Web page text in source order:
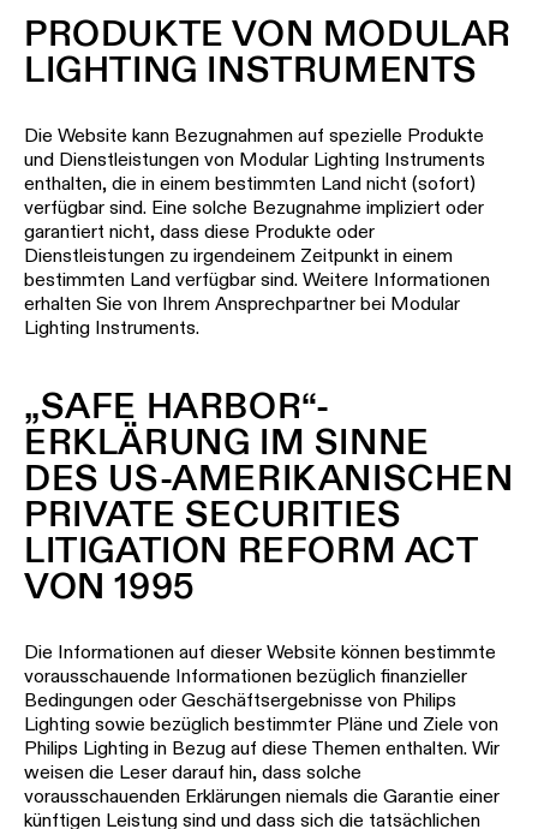
PRODUKTE VON MODULAR
LIGHTING INSTRUMENTS
Die Website kann Bezugnahmen auf spezielle Produkte
und Dienstleistungen von Modular Lighting Instruments
enthalten, die in einem bestimmten Land nicht (sofort)
verfügbar sind. Eine solche Bezugnahme impliziert oder
garantiert nicht, dass diese Produkte oder
Dienstleistungen zu irgendeinem Zeitpunkt in einem
bestimmten Land verfügbar sind. Weitere Informationen
erhalten Sie von Ihrem Ansprechpartner bei Modular
Lighting Instruments.
„SAFE HARBOR“-
ERKLÄRUNG IM SINNE
DES US-AMERIKANISCHEN
PRIVATE SECURITIES
LITIGATION REFORM ACT
VON 1995
Die Informationen auf dieser Website können bestimmte
vorausschauende Informationen bezüglich finanzieller
Bedingungen oder Geschäftsergebnisse von Philips
Lighting sowie bezüglich bestimmter Pläne und Ziele von
Philips Lighting in Bezug auf diese Themen enthalten. Wir
weisen die Leser darauf hin, dass solche
vorausschauenden Erklärungen niemals die Garantie einer
künftigen Leistung sind und dass sich die tatsächlichen